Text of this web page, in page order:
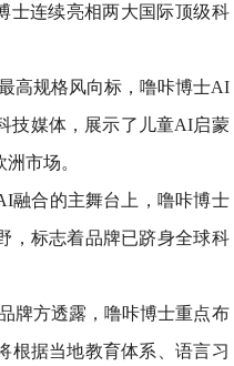
士连续亮相两大国际顶级科
高规格风向标，噜咔博士AI
技媒体，展示了儿童AI启蒙
市场。
融合的主舞台上，噜咔博士
，标志着品牌已跻身全球科
牌方透露，噜咔博士重点布
根据当地教育体系、语言习